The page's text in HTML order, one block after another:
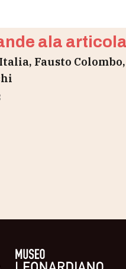
ala
Fausto